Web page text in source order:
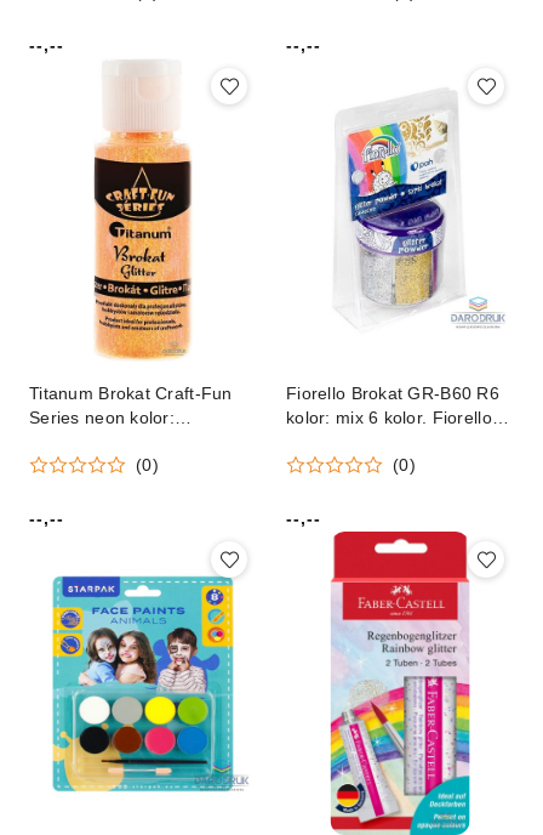
Cena:
--,--
Cena:
--,--
Titanum Brokat Craft-Fun
Series neon kolor:
Titanum (C54)(0)
Cena:
--,--
Fiorello Brokat GR-B60 R6
kolor: mix 6 kolor. Fiorello
(0)
Cena:
--,--